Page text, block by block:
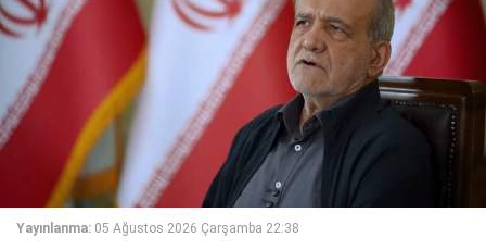
Yayınlanma: 05 Ağustos 2026 Çarşamba 22:38